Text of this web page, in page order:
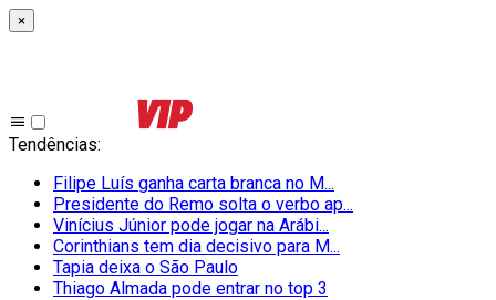
×
Tendências:
Filipe Luís ganha carta branca no M...
Presidente do Remo solta o verbo ap...
Vinícius Júnior pode jogar na Arábi...
Corinthians tem dia decisivo para M...
Tapia deixa o São Paulo
Thiago Almada pode entrar no top 3